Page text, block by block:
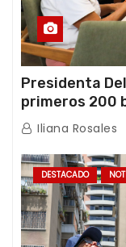
Presidenta
primeros 200
de los Abuelos
Iliana Rosales
DESTACADO